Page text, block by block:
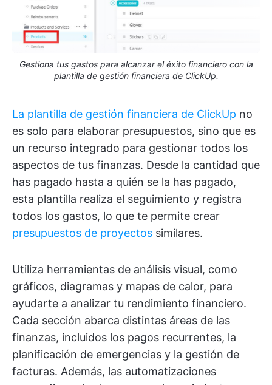
Gestiona tus gastos para alcanzar el éxito financiero con la
plantilla de gestión financiera de ClickUp.
La plantilla de gestión financiera de ClickUp no
es solo para elaborar presupuestos, sino que es
un recurso integrado para gestionar todos los
aspectos de tus finanzas. Desde la cantidad que
has pagado hasta a quién se la has pagado,
esta plantilla realiza el seguimiento y registra
todos los gastos, lo que te permite crear
presupuestos de proyectos similares.
Utiliza herramientas de análisis visual, como
gráficos, diagramas y mapas de calor, para
ayudarte a analizar tu rendimiento financiero.
Cada sección abarca distintas áreas de las
finanzas, incluidos los pagos recurrentes, la
planificación de emergencias y la gestión de
facturas. Además, las automatizaciones